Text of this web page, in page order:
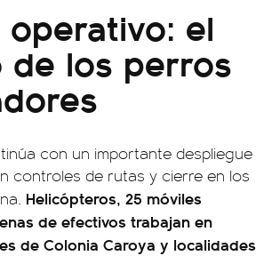
el
de los perros
con un importante despliegue
controles de rutas y cierre en los
Helicópteros, 25 móviles
de efectivos trabajan en
de Colonia Caroya y localidades